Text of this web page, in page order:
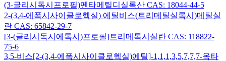
(3-글리시독시프로필)펜타메틸디실록산 CAS: 18044-44-5
2-(3,4-에폭시사이클로헥실) 에틸비스(트리메틸실록시)메틸실
란 CAS: 65842-29-7
[3-(글리시독시에톡시)프로필]트리메톡시실란 CAS: 118822-
75-6
3,5-비스[2-(3,4-에폭시사이클로헥실)에틸]-1,1,1,3,5,7,7,7-옥타